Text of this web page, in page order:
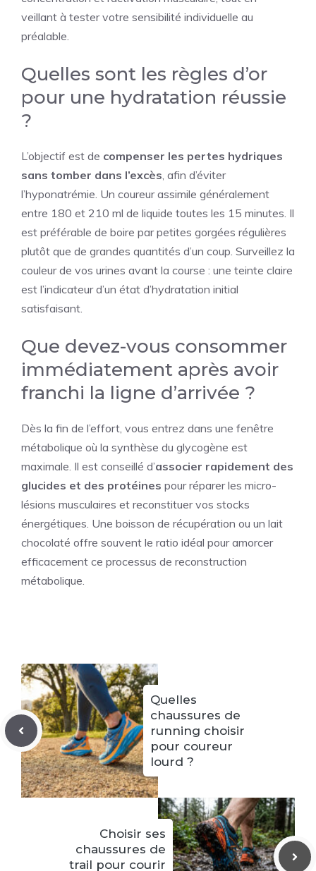
veillant à tester votre sensibilité individuelle au
préalable.
Quelles sont les règles d’or
pour une hydratation réussie
?
L’objectif est de compenser les pertes hydriques
sans tomber dans l’excès, afin d’éviter
l’hyponatrémie. Un coureur assimile généralement
entre 180 et 210 ml de liquide toutes les 15 minutes. Il
est préférable de boire par petites gorgées régulières
plutôt que de grandes quantités d’un coup. Surveillez la
couleur de vos urines avant la course : une teinte claire
est l’indicateur d’un état d’hydratation initial
satisfaisant.
Que devez-vous consommer
immédiatement après avoir
franchi la ligne d’arrivée ?
Dès la fin de l’effort, vous entrez dans une fenêtre
métabolique où la synthèse du glycogène est
maximale. Il est conseillé d’associer rapidement des
glucides et des protéines pour réparer les micro-
lésions musculaires et reconstituer vos stocks
énergétiques. Une boisson de récupération ou un lait
chocolaté offre souvent le ratio idéal pour amorcer
efficacement ce processus de reconstruction
métabolique.
Quelles
chaussures de
running choisir
pour coureur
lourd ?
Choisir ses
chaussures de
trail pour courir